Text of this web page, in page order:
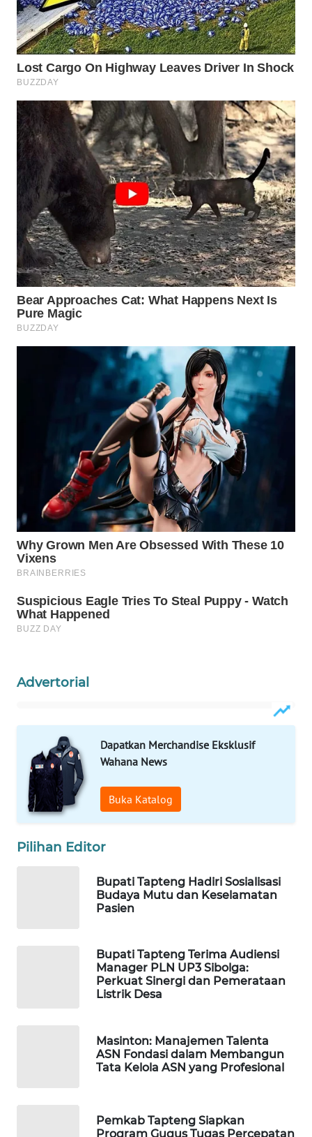
Advertorial
Dapatkan Merchandise Eksklusif
Wahana News
Buka Katalog
Pilihan Editor
Bupati Tapteng Hadiri Sosialisasi
Budaya Mutu dan Keselamatan
Pasien
Bupati Tapteng Terima Audiensi
Manager PLN UP3 Sibolga:
Perkuat Sinergi dan Pemerataan
Listrik Desa
Masinton: Manajemen Talenta
ASN Fondasi dalam Membangun
Tata Kelola ASN yang Profesional
Pemkab Tapteng Siapkan
Program Gugus Tugas Percepatan
WAHANA
TV
WAHANANEWS
WAHANANEWS
CO ID
WAHANANEWS
NET
WAHANA
SPORT
WAHANA
UMKM
SELEB
OTOMOTIF
WAHANA
HEALTH
WAHANA
DESA
WISATA
LAPAK
WAHANA
Network
LISTRIK
MASYARAKAT
KELISTRIKAN
WALINKI
ID